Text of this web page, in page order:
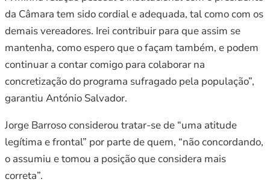
da Câmara tem sido cordial e adequada, tal como com os
demais vereadores. Irei contribuir para que assim se
mantenha, como espero que o façam também, e podem
continuar a contar comigo para colaborar na
concretização do programa sufragado pela população”,
garantiu António Salvador.
Jorge Barroso considerou tratar-se de “uma atitude
legítima e frontal” por parte de quem, “não concordando,
o assumiu e tomou a posição que considera mais
correta”.